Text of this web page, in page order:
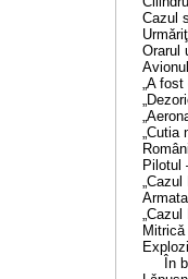
Cazul
Orarul
„A
„Cutia
În